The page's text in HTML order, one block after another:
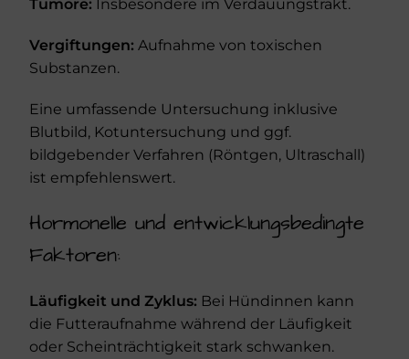
Tumore: Insbesondere im Verdauungstrakt.
Vergiftungen: Aufnahme von toxischen
Substanzen.
Eine umfassende Untersuchung inklusive
Blutbild, Kotuntersuchung und ggf.
bildgebender Verfahren (Röntgen, Ultraschall)
ist empfehlenswert.
Hormonelle und entwicklungsbedingte
Faktoren:
Läufigkeit und Zyklus: Bei Hündinnen kann
die Futteraufnahme während der Läufigkeit
oder Scheinträchtigkeit stark schwanken.